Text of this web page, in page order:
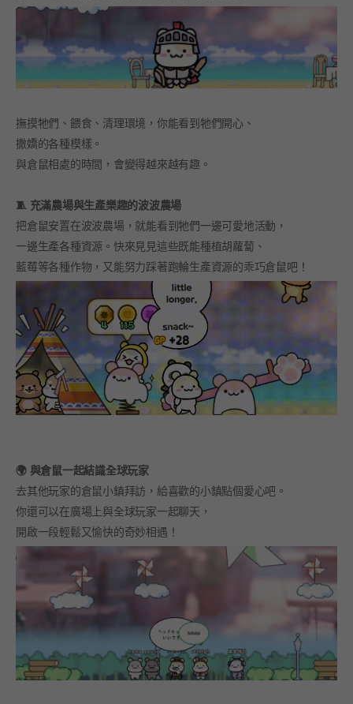
撫摸牠們、餵食、清理環境，你能看到牠們開心、
撒嬌的各種模樣。
與倉鼠相處的時間，會變得越來越有趣。
🧵 充滿農場與生產樂趣的波波農場
把倉鼠安置在波波農場，就能看到牠們一邊可愛地活動，
一邊生產各種資源。快來見見這些既能種植胡蘿蔔、
藍莓等各種作物，又能努力踩著跑輪生產資源的乖巧倉鼠吧！
🌍 與倉鼠一起結識全球玩家
去其他玩家的倉鼠小鎮拜訪，給喜歡的小鎮點個愛心吧。
你還可以在廣場上與全球玩家一起聊天，
開啟一段輕鬆又愉快的奇妙相遇！